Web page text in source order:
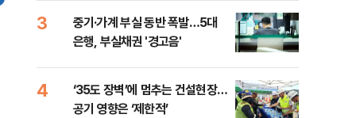
3
중기·가계 부실 동반 폭발…5대
은행, 부실채권 '경고음'
4
‘35도 장벽’에 멈추는 건설현장…
공기 영향은 ‘제한적’